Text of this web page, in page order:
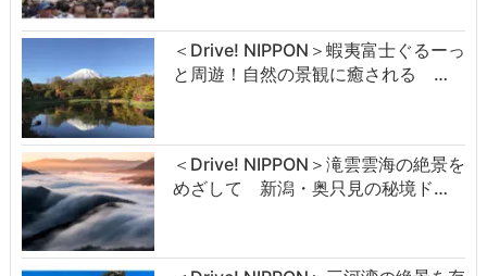
＜Drive! NIPPON＞蝦夷富士ぐるーっ
と周遊！自然の景観に癒される …
＜Drive! NIPPON＞滝雲雲海の絶景を
めざして 新潟・奥只見の秘境ド…